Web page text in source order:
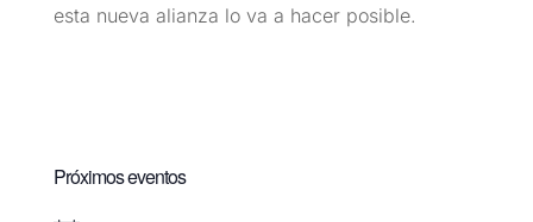
esta nueva alianza lo va a hacer posible.
Próximos eventos